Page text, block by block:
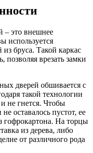
– это внешнее
используется
бруса. Такой каркас
позволяя врезать замки
дверей обшивается с
такой технологии
и не гнется. Чтобы
оставалось пустот, ее
гофрокартона. На торцы
из дерева, либо
от различного рода